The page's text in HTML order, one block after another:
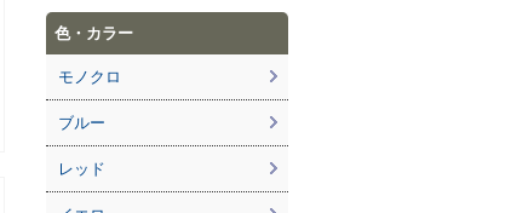
色・カラー
モノクロ
ブルー
レッド